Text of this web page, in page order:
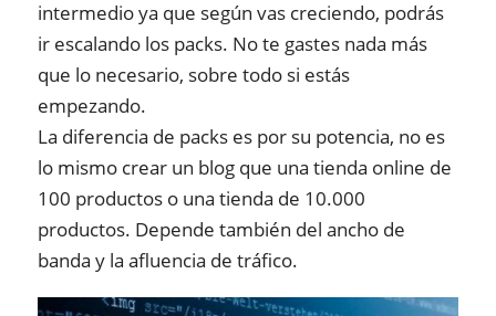
intermedio ya que según vas creciendo, podrás
ir escalando los packs. No te gastes nada más
que lo necesario, sobre todo si estás
empezando.
La diferencia de packs es por su potencia, no es
lo mismo crear un blog que una tienda online de
100 productos o una tienda de 10.000
productos. Depende también del ancho de
banda y la afluencia de tráfico.